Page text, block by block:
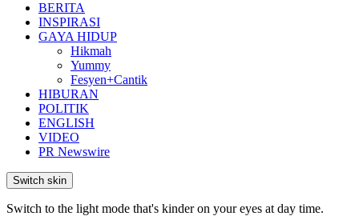
BERITA
INSPIRASI
GAYA HIDUP
Hikmah
Yummy
Fesyen+Cantik
HIBURAN
POLITIK
ENGLISH
VIDEO
PR Newswire
Switch skin
Switch to the light mode that's kinder on your eyes at day time.